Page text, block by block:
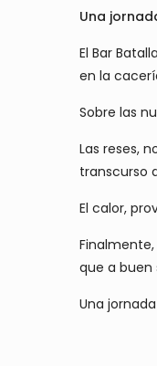
Una
El Bar
en la
Sobre las
Las reses,
transcurso
El calor,
que a
Una